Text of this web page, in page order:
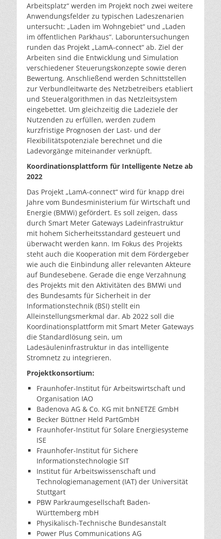
Arbeitsplatz“ werden im Projekt noch zwei weitere
Anwendungsfelder zu typischen Ladeszenarien
untersucht: „Laden im Wohngebiet“ und „Laden
im öffentlichen Parkhaus“. Laboruntersuchungen
runden das Projekt „LamA-connect“ ab. Ziel der
Arbeiten sind die Entwicklung und Simulation
verschiedener Steuerungskonzepte sowie deren
Bewertung. Anschließend werden Schnittstellen
zur Verbundleitwarte des Netzbetreibers etabliert
und Steueralgorithmen in das Netzleitsystem
eingebettet. Um gleichzeitig die Ladeziele der
Nutzenden zu erfüllen, werden zudem
kurzfristige Prognosen der Last- und der
Flexibilitätspotenziale berechnet und die
Ladevorgänge miteinander verknüpft.
Koordinationsplattform für Intelligente Netze ab
2022
Das Projekt „LamA-connect“ wird für knapp drei
Jahre vom Bundesministerium für Wirtschaft und
Energie (BMWi) gefördert. Es soll zeigen, dass
durch Smart Meter Gateways Ladeinfrastruktur
mit hohem Sicherheitsstandard gesteuert und
überwacht werden kann. Im Fokus des Projekts
steht auch die Kooperation mit dem Fördergeber
wie auch die Einbindung aller relevanten Akteure
auf Bundesebene. Gerade die enge Verzahnung
des Projekts mit den Aktivitäten des BMWi und
des Bundesamts für Sicherheit in der
Informationstechnik (BSI) stellt ein
Alleinstellungsmerkmal dar. Ab 2022 soll die
Koordinationsplattform mit Smart Meter Gateways
die Standardlösung sein, um
Ladesäuleninfrastruktur in das intelligente
Stromnetz zu integrieren.
Projektkonsortium:
Fraunhofer-Institut für Arbeitswirtschaft und
Organisation IAO
Badenova AG & Co. KG mit bnNETZE GmbH
Becker Büttner Held PartGmbH
Fraunhofer-Institut für Solare Energiesysteme
ISE
Fraunhofer-Institut für Sichere
Informationstechnologie SIT
Institut für Arbeitswissenschaft und
Technologiemanagement (IAT) der Universität
Stuttgart
PBW Parkraumgesellschaft Baden-
Württemberg mbH
Physikalisch-Technische Bundesanstalt
Power Plus Communications AG